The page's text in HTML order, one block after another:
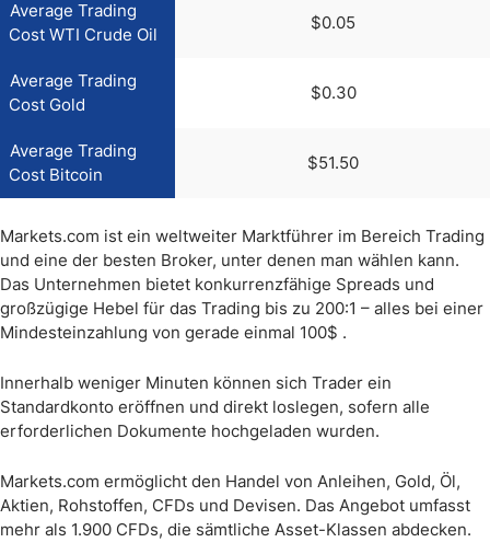
Average Trading
Cost WTI Crude Oil
$0.05
Average Trading
Cost Gold
$0.30
Average Trading
Cost Bitcoin
$51.50
Markets.com ist ein weltweiter Marktführer im Bereich Trading
und eine der besten Broker, unter denen man wählen kann.
Das Unternehmen bietet konkurrenzfähige Spreads und
großzügige Hebel für das Trading bis zu 200:1 – alles bei einer
Mindesteinzahlung von gerade einmal 100$ .
Innerhalb weniger Minuten können sich Trader ein
Standardkonto eröffnen und direkt loslegen, sofern alle
erforderlichen Dokumente hochgeladen wurden.
Markets.com ermöglicht den Handel von Anleihen, Gold, Öl,
Aktien, Rohstoffen, CFDs und Devisen. Das Angebot umfasst
mehr als 1.900 CFDs, die sämtliche Asset-Klassen abdecken.